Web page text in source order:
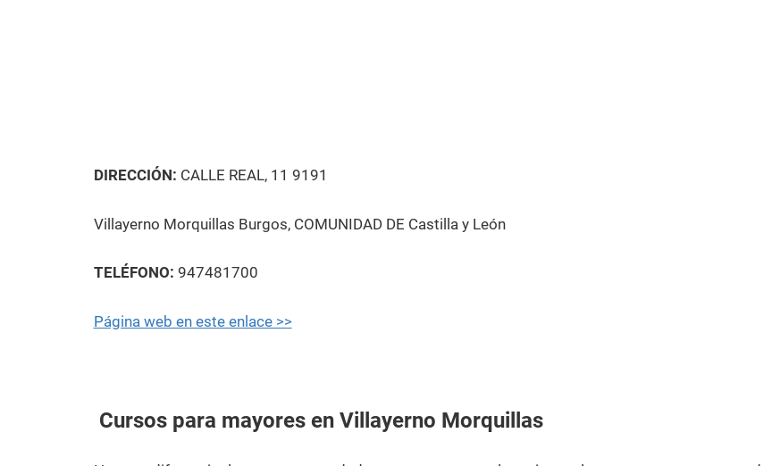
DIRECCIÓN: CALLE REAL, 11 9191
Villayerno Morquillas Burgos, COMUNIDAD DE Castilla y León
TELÉFONO: 947481700
Página web en este enlace >>
Cursos para mayores en Villayerno Morquillas